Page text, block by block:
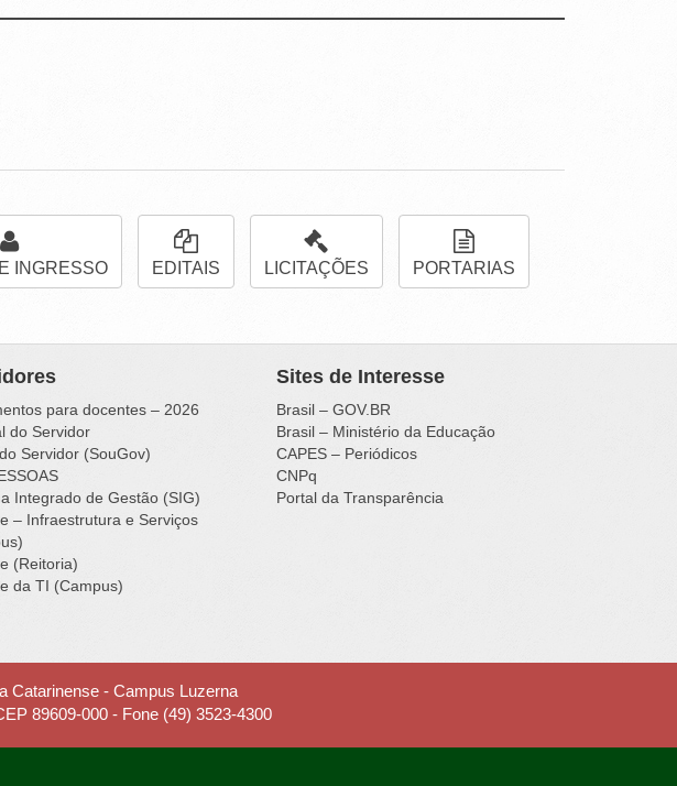
INGRESSO EDITAIS LICITAÇÕES PORTARIAS
para docentes – 2026
do Servidor
Servidor (SouGov)
Integrado de Gestão (SIG)
– Infraestrutura e Serviços
(Reitoria)
da TI (Campus)
Sites de Interesse
Brasil – GOV.BR
Brasil – Ministério da Educação
CAPES – Periódicos
CNPq
Portal da Transparência
Catarinense - Campus Luzerna
89609-000 - Fone (49) 3523-4300